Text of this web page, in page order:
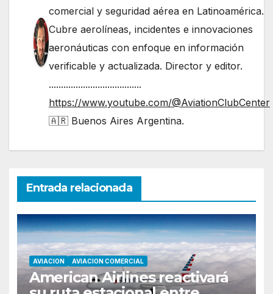
comercial y seguridad aérea en Latinoamérica.
Cubre aerolíneas, incidentes e innovaciones
aeronáuticas con enfoque en información
verificable y actualizada. Director y editor.
......................................
https://www.youtube.com/@AviationClubCenter
🇦🇷 Buenos Aires Argentina.
Entrada relacionada
AVIACION AVIACION COMERCIAL
American Airlines reactivará